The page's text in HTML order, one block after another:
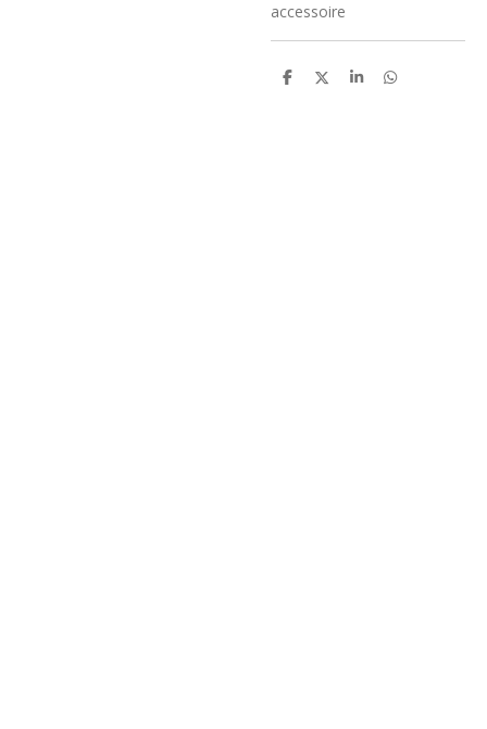
accessoire
D
D
S
D